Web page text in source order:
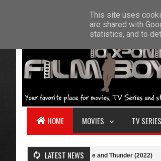
HOME ABOUT US
HOME MOVIES TV SERIES
LATEST NEWS
Κριτική: Thor: Love and Thunder (2022)
This site uses
are shared with
statistics, and to